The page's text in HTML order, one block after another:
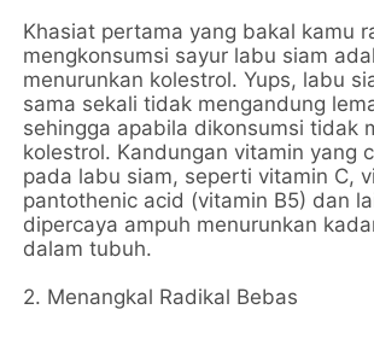
Khasiat pertama yang bakal kamu
mengkonsumsi sayur labu siam
menurunkan kolestrol. Yups, labu
sama sekali tidak mengandung
sehingga apabila dikonsumsi tidak
kolestrol. Kandungan vitamin yang
pada labu siam, seperti vitamin C,
pantothenic acid (vitamin B5) dan
dipercaya ampuh menurunkan
dalam tubuh.
2. Menangkal Radikal Bebas